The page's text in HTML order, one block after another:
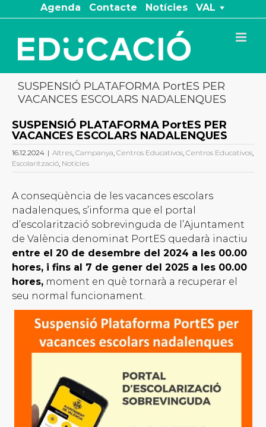
to
content
Agenda Contacte Notícies VAL
SUSPENSIÓ PLATAFORMA PortES PER
VACANCES ESCOLARS NADALENQUES
SUSPENSIÓ PLATAFORMA PortES PER
VACANCES ESCOLARS NADALENQUES
16.12.2024 | Altres, Campanya, Centros Educativos, Centros Educativos,
Escolarització, Notícies
A conseqüència de les vacances escolars
nadalenques, s’informa que el portal
d’escolarització sobrevinguda de l’Ajuntament
de València denominat PortES quedarà inactiu
entre el 20 de desembre del 2024 a les 00.00
hores, i fins al 7 de gener del 2025 a les 00.00
hores, moment en què tornarà a recuperar el
seu normal funcionament.